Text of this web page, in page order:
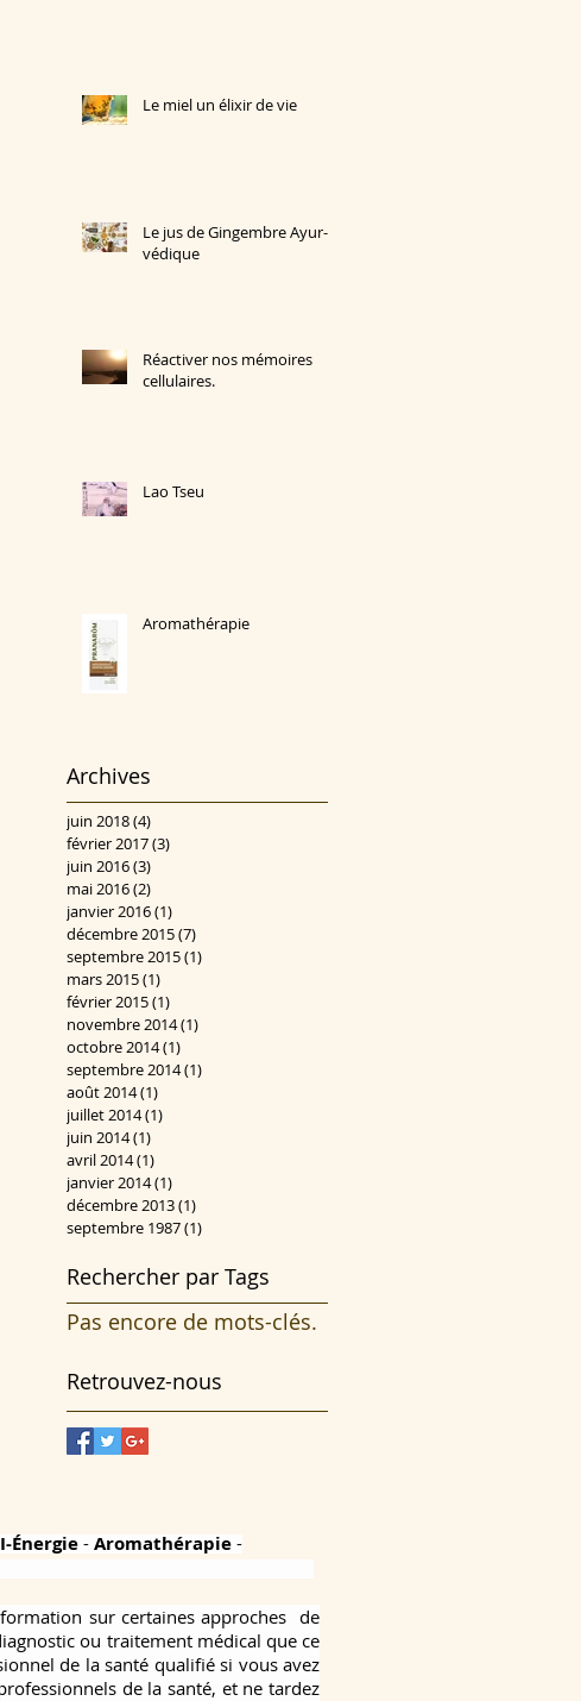
Le miel un élixir de vie
Le jus de Gingembre Ayur-
védique
Réactiver nos mémoires
cellulaires.
Lao Tseu
Aromathérapie
Archives
juin 2018(4)
février 2017(3)
juin 2016(3)
mai 2016(2)
janvier 2016(1)
décembre 2015(7)
septembre 2015(1)
mars 2015(1)
février 2015(1)
novembre 2014(1)
octobre 2014(1)
septembre 2014(1)
août 2014(1)
juillet 2014(1)
juin 2014(1)
avril 2014(1)
janvier 2014(1)
décembre 2013(1)
septembre 1987(1)
Rechercher par Tags
Pas encore de mots-clés.
Retrouvez-nous
Énergie- Aromathérapie -
sur certaines approches de
ou traitement médical que ce
de la santé qualifié si vous avez
de la santé, et ne tardez